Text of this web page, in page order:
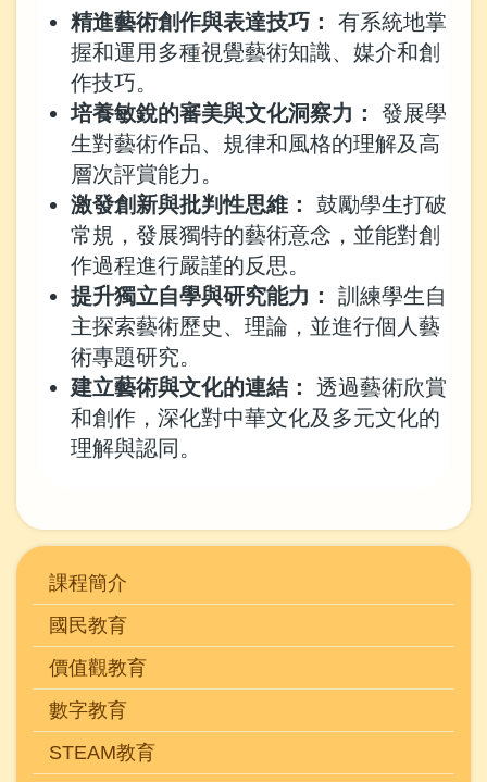
精進藝術創作與表達技巧：
有系統地掌
握和運用多種視覺藝術知識、媒介和創
作技巧。
培養敏銳的審美與文化洞察力： 發展學
生對藝術作品、規律和風格的理解及高
層次評賞能力。
激發創新與批判性思維：
鼓勵學生打破
常規，發展獨特的藝術意念，並能對創
作過程進行嚴謹的反思。
提升獨立自學與研究能力：
訓練學生自
主探索藝術歷史、理論，並進行個人藝
術專題研究。
建立藝術與文化的連結：
透過藝術欣賞
和創作，深化對中華文化及多元文化的
理解與認同。
Main
navigation
(學
科)
課程簡介
國民教育
價值觀教育
數字教育
STEAM教育